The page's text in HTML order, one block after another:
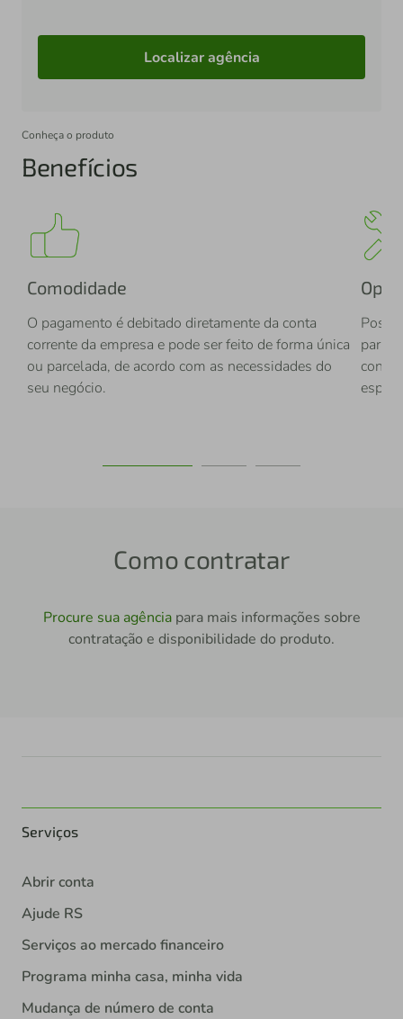
Localizar agência
Conheça o produto
Benefícios
Comodidade
O pagamento é debitado diretamente da conta
corrente da empresa e pode ser feito de forma única
ou parcelada, de acordo com as necessidades do
seu negócio.
para
Como contratar
Procure sua agênciapara mais informações sobre
contratação e disponibilidade do produto.
Serviços
Abrir conta
Ajude RS
Serviços ao mercado financeiro
Programa minha casa, minha vida
Mudança de número de conta